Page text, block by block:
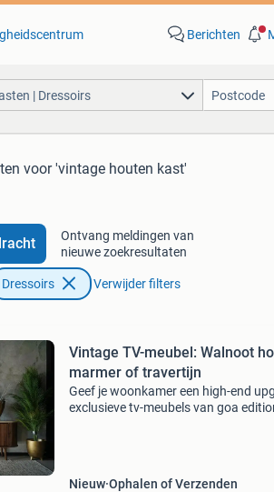
Berichten
| Dressoirs
voor 'vintage houten kast'
Ontvang meldingen van
nieuwe zoekresultaten
Dressoirs Verwijder filters
Vintage TV-meubel: Walnoot
marmer of travertijn
Geef je woonkamer een high-end
exclusieve tv-meubels van goa
Nieuw Ophalen of Verzenden